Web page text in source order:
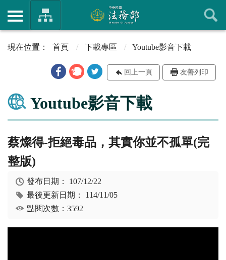
首頁 下載專區 Youtube影音下載
回上一頁 友善列印
Youtube影音下載
蔡燦得-拒絕毒品，其實你並不孤單(完
整版)
發布日期： 107/12/22
最後更新日期： 114/11/05
點閱次數：3592